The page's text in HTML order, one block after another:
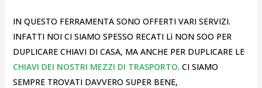
IN QUESTO FERRAMENTA SONO OFFERTI VARI SERVIZI.
INFATTI NOI CI SIAMO SPESSO RECATI Lì NON SOO PER
DUPLICARE CHIAVI DI CASA, MA ANCHE PER DUPLICARE LE
CHIAVI DEI NOSTRI MEZZI DI TRASPORTO. CI SIAMO
SEMPRE TROVATI DAVVERO SUPER BENE,